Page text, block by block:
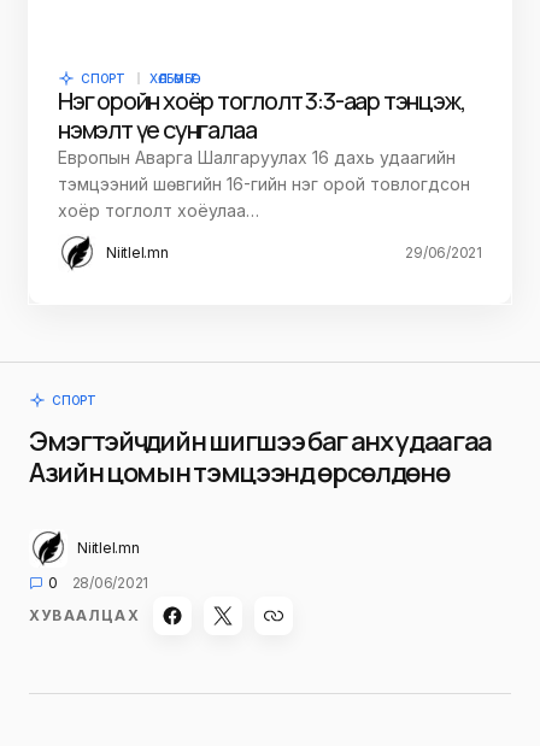
СПОРТ ХӨЛБӨМБӨГ
Нэг оройн хоёр тоглолт 3:3-аар тэнцэж,
нэмэлт үе сунгалаа
Европын Аварга Шалгаруулах 16 дахь удаагийн
тэмцээний шөвгийн 16-гийн нэг орой товлогдсон
хоёр тоглолт хоёулаа…
Niitlel.mn 29/06/2021
СПОРТ
Эмэгтэйчүүдийн шигшээ баг анх удаагаа
Азийн цомын тэмцээнд өрсөлдөнө
Niitlel.mn
0
28/06/2021
ХУВААЛЦАХ